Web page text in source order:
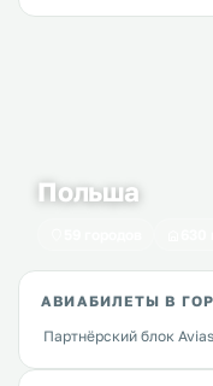
Польша
АВИАБИЛЕТЫ В
Партнёрский блок